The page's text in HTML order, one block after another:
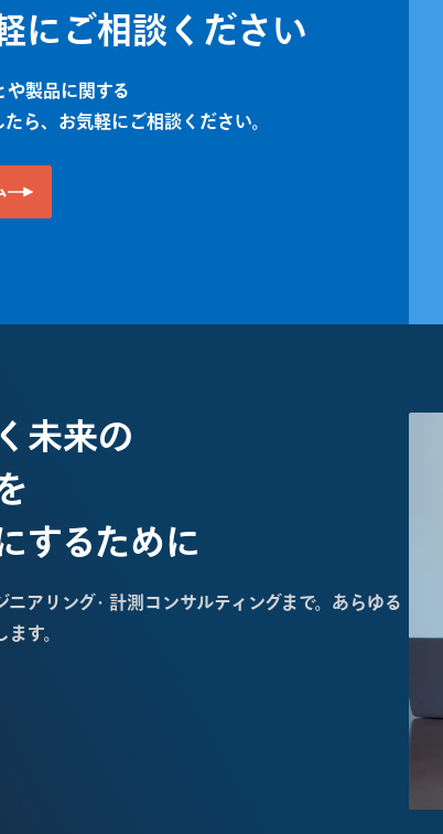
にご相談ください
製品に関する
ら、お気軽にご相談ください。
未来の
するために
アリング・計測コンサルティングまで。あらゆる
す。